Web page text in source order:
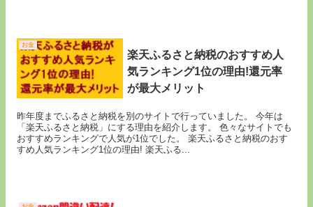
お金
楽天ふるさと納税のおすすめ人
気ランキング1位の理由!還元率
が最大メリット
昨年度までふるさと納税を別のサイトで行っていました。 今年は
「楽天ふるさと納税」にする理由を紹介します。 色々なサイトでも
おすすめランキングで人気が1位でした。 楽天ふるさと納税のおす
すめ人気ランキング1位の理由! 楽天ふる...